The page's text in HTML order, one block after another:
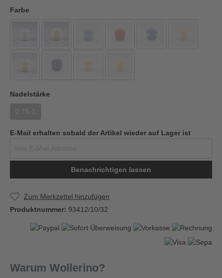
Farbe
Nadelstärke
E-Mail erhalten sobald der Artikel wieder auf Lager ist
Benachrichtigen lassen
Zum Merkzettel hinzufügen
Produktnummer: 93412/10/32
Warum Wollerino?